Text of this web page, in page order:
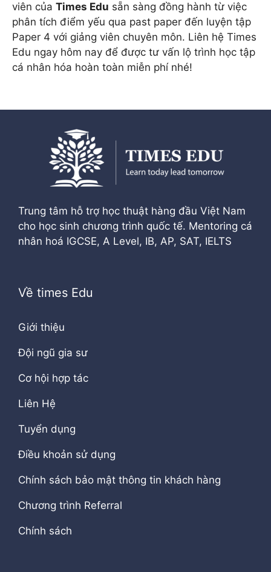
viên của Times Edu sẵn sàng đồng hành từ việc
phân tích điểm yếu qua past paper đến luyện tập
Paper 4 với giảng viên chuyên môn. Liên hệ Times
Edu ngay hôm nay để được tư vấn lộ trình học tập
cá nhân hóa hoàn toàn miễn phí nhé!
Trung tâm hỗ trợ học thuật hàng đầu Việt Nam
cho học sinh chương trình quốc tế. Mentoring cá
nhân hoá IGCSE, A Level, IB, AP, SAT, IELTS
Về times Edu
Giới thiệu
Đội ngũ gia sư
Cơ hội hợp tác
Liên Hệ
Tuyển dụng
Điều khoản sử dụng
Chính sách bảo mật thông tin khách hàng
Chương trình Referral
Chính sách